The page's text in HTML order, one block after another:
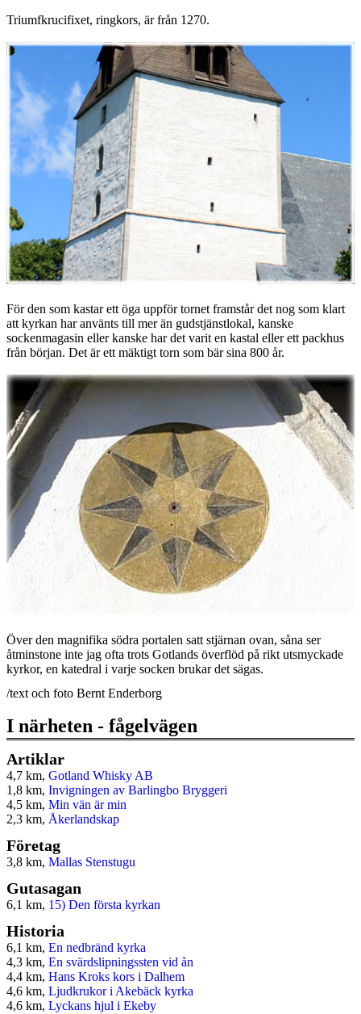
Triumfkrucifixet, ringkors, är från 1270.
För den som kastar ett öga uppför tornet framstår det nog som klart
att kyrkan har använts till mer än gudstjänstlokal, kanske
sockenmagasin eller kanske har det varit en kastal eller ett packhus
från början. Det är ett mäktigt torn som bär sina 800 år.
Över den magnifika södra portalen satt stjärnan ovan, såna ser
åtminstone inte jag ofta trots Gotlands överflöd på rikt utsmyckade
kyrkor, en katedral i varje socken brukar det sägas.
/text och foto Bernt Enderborg
I närheten - fågelvägen
Artiklar
4,7 km, Gotland Whisky AB
1,8 km, Invigningen av Barlingbo Bryggeri
4,5 km, Min vän är min
2,3 km, Åkerlandskap
Företag
3,8 km, Mallas Stenstugu
Gutasagan
6,1 km, 15) Den första kyrkan
Historia
6,1 km, En nedbränd kyrka
4,3 km, En svärdslipningssten vid ån
4,4 km, Hans Kroks kors i Dalhem
4,6 km, Ljudkrukor i Akebäck kyrka
4,6 km, Lyckans hjul i Ekeby